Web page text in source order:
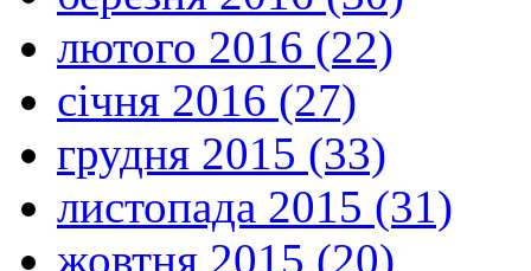
лютого 2016 (22)
січня 2016 (27)
грудня 2015 (33)
листопада 2015 (31)
жовтня 2015 (20)